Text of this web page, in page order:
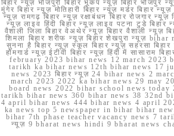
बिहार न्यूज़ भोजपुरी बिहार भूकंप न्यूज़ बिहार भोजपुर
मुंगेर बिहार न्यूज़ मोतिहारी बिहार न्यूज़ मर्डर बिहार
न्यूज़ रामगढ़ बिहार न्यूज़ रक्षाबंधन बिहार रोजगार
न्यूज़ लाइव हिंदी बिहार न्यूज़ लाइव पटना टुडे
वैशाली जिला बिहार वेअथेर न्यूज़ बिहार वैशाली न्यूज़
शिमला बिहार शरीफ न्यूज़ बिहार शेखपुरा न्यूज़ bihar
सुनना है बिहार न्यूज़ स्कूल बिहार न्यूज़ सहरसा बिहार
होमगार्ड न्यूज़ ईटीवी बिहार न्यूज़ हिंदी में
february 2023 bihar news 12 march 2023
tarikh ka bihar news 12th bihar news 17
news 2023 बिहार न्यूज़ 24 bihar news 2
march 2023 2022 ka bihar news 29 may
board news 2022 bihar school news
tarikh bihar news 360 bihar news 38 32nd
4 april bihar news 444 bihar news 4 april
ka news top 5 newspaper in bihar bihar
bihar 7th phase teacher vacancy news 7
न्यूज़ 9 bharat news hindi 9 bharat news